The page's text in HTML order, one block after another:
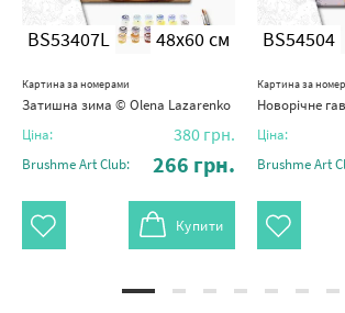
BS53407L 48x60 см
Картина за номерами
Затишна зима © Olena Lazarenko
Ціна: 380 грн.
Brushme Art Club: 266 грн.
Купити
BS54504
Картина за
Новорічне
Ціна:
Brushme Art